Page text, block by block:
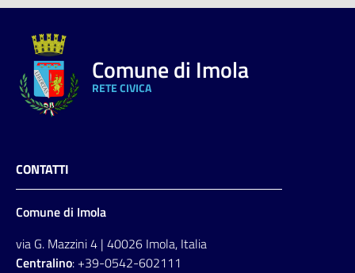
Comune di Imola
RETE CIVICA
CONTATTI
Comune di Imola
via G. Mazzini 4 | 40026 Imola, Italia
Centralino: +39-0542-602111